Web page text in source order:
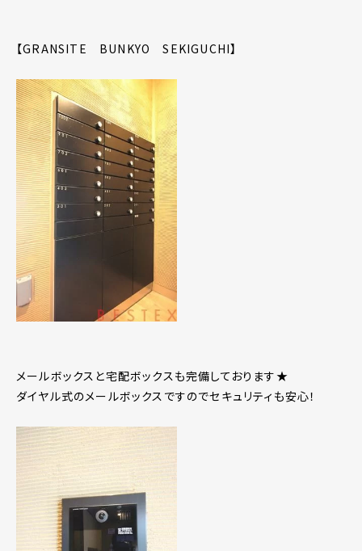
【GRANSITE BUNKYO SEKIGUCHI】
メールボックスと宅配ボックスも完備しております★
ダイヤル式のメールボックスですのでセキュリティも安心！